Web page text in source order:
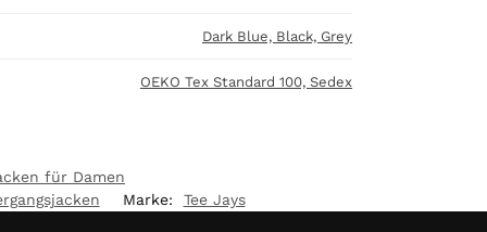
Dark Blue, Black, Grey
OEKO Tex Standard 100, Sedex
für Damen
Marke: Tee Jays